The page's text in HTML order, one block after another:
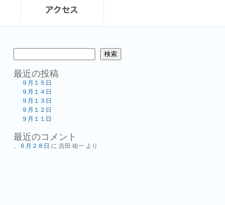
検索
最近の投稿
９月１５日
９月１４日
９月１３日
９月１２日
９月１１日
最近のコメント
、６月２８日 に 吉田 祐一 より